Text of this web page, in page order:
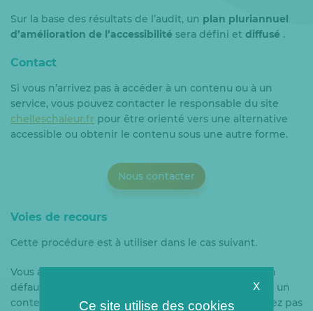
Sur la base des résultats de l’audit, un plan pluriannuel
d’amélioration de l’accessibilité sera défini et diffusé .
Contact
Si vous n’arrivez pas à accéder à un contenu ou à un
service, vous pouvez contacter le responsable du site
chelleschaleur.fr pour être orienté vers une alternative
accessible ou obtenir le contenu sous une autre forme.
Nous contacter
Voies de recours
Cette procédure est à utiliser dans le cas suivant.
Vous avez signalé au responsable du site internet un
défaut d’accessibilité qui vous empêche d’accéder à un
contenu ou à un des services du portail et vous n’avez pas
X
Ce site utilise des cookies